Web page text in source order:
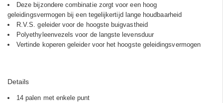
Deze bijzondere combinatie zorgt voor een hoog
geleidingsvermogen bij een tegelijkertijd lange houdbaarheid
R.V.S. geleider voor de hoogste buigvastheid
Polyethyleenvezels voor de langste levensduur
Vertinde koperen geleider voor het hoogste geleidingsvermogen
Details
14 palen met enkele punt